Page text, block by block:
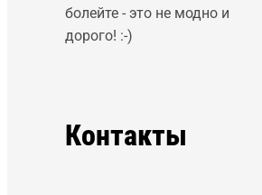
болейте - это не модно и
дорого! :-)
Контакты